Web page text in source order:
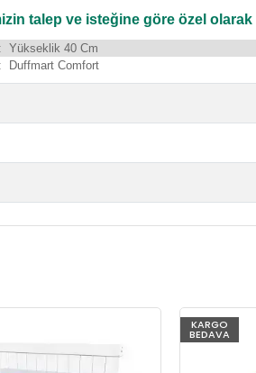
talep ve isteğine göre özel
: Yükseklik 40 Cm
: Duffmart Comfort
KARGO
BEDAVA